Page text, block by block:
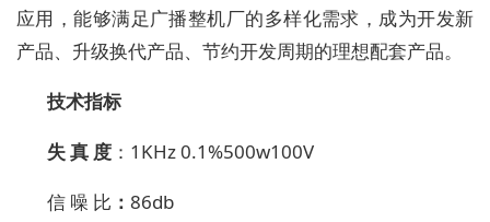
应用，能够满足广播整机厂的多样化需求，成为开发新
产品、升级换代产品、节约开发周期的理想配套产品。
技术指标
失真 度 ： 1KHz 0.1%500w100V
信 噪 比 ： 86db